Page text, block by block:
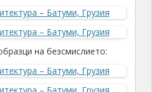
на безсмислието: